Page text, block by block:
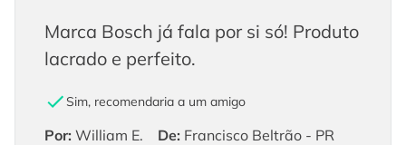
Marca Bosch já fala por si só! Produto
lacrado e perfeito.
Sim, recomendaria a um amigo
Por: William E. De: Francisco Beltrão - PR